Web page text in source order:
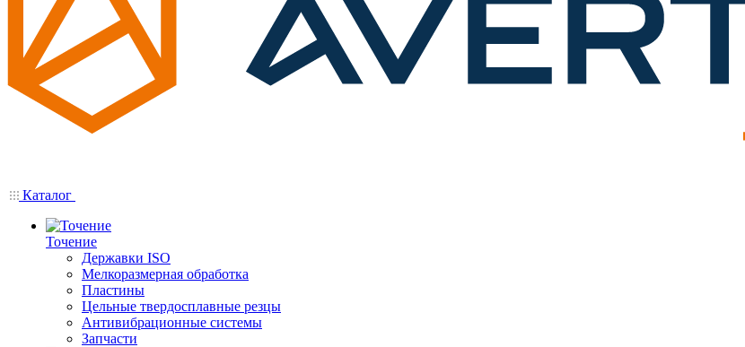
Каталог
Точение
Державки ISO
Мелкоразмерная обработка
Пластины
Цельные твердосплавные резцы
Антивибрационные системы
Запчасти